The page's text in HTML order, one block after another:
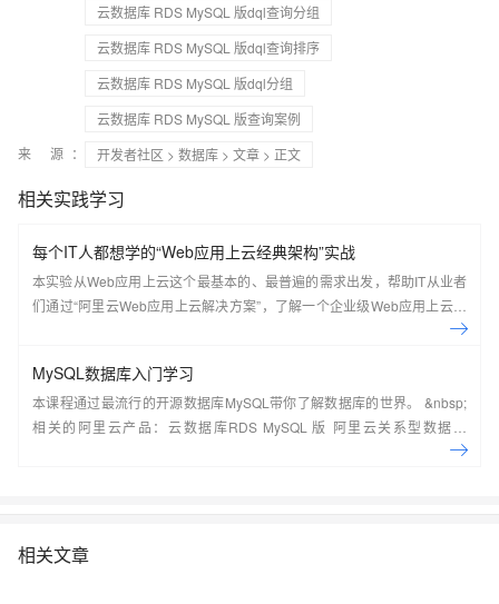
云数据库 RDS MySQL 版dql查询分组
云数据库 RDS MySQL 版dql查询排序
云数据库 RDS MySQL 版dql分组
云数据库 RDS MySQL 版查询案例
来 源：
开发者社区 > 数据库 > 文章 > 正文
相关实践学习
每个IT人都想学的“Web应用上云经典架构”实战
本实验从Web应用上云这个最基本的、最普遍的需求出发，帮助IT从业者
们通过“阿里云Web应用上云解决方案”，了解一个企业级Web应用上云的
MySQL数据库入门学习
本课程通过最流行的开源数据库MySQL带你了解数据库的世界。 &nbsp;
相关的阿里云产品：云数据库RDS MySQL 版 阿里云关系型数据库
RDS（Relational Database Service）是一种稳定可靠、可弹性伸缩的在
相关文章